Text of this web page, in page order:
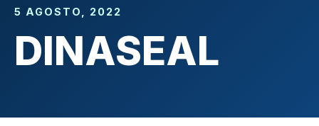
5 AGOSTO, 2022
DINASEAL